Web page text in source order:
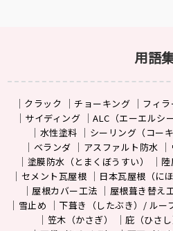
用語
クラック チョーキング フィラ
サイディング
ALC（エーエルシ
水性塗料
シーリング（コー
ベランダ
アスファルト防水
塗膜防水（とまくぼうすい）
陸
セメント瓦屋根
日本瓦屋根（に
屋根カバー工法
屋根葺き替え
雪止め
下葺き（したぶき）/ ルー
笠木（かさぎ）
庇（ひさ